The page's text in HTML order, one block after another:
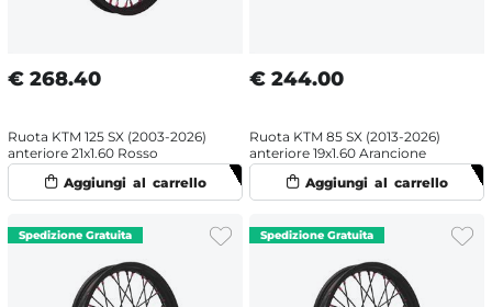
€ 268.40
Ruota KTM 125 SX (2003-2026)
anteriore 21x1.60 Rosso
€ 244.00
Ruota KTM 85 SX (2013-2026)
anteriore 19x1.60 Arancione